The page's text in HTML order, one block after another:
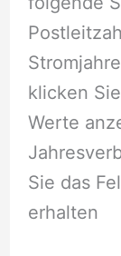
klicken
Werte
Sie das
erhalten